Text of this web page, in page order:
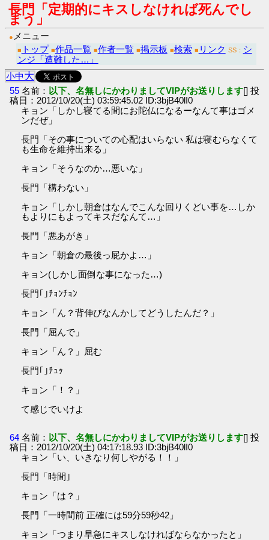
長門「定期的にキスしなければ死んでし
まう」
● メニュー
■ トップ ■作品一覧 ■作者一覧 ■掲示板 ■検索 ■ リンク SS： シ
ンジ「遭難した…」
小中大
55 名前： 以下、名無しにかわりましてVIPがお送りします[] 投
稿日：2012/10/20(土) 03:59:45.02 ID:3bjB40lI0
キョン「しかし寝てる間にお陀仏になるーなんて事はゴメ
ンだぜ」
長門「その事についての心配はいらない 私は寝むらなくて
も生命を維持出来る」
キョン「そうなのか…悪いな」
長門「構わない」
キョン「しかし朝倉はなんでこんな回りくどい事を…しか
もよりにもよってキスだなんて…」
長門「悪あがき」
キョン「朝倉の最後っ屁かよ…」
キョン(しかし面倒な事になった…)
長門｢｣ﾁｮﾝﾁｮﾝ
キョン「ん？背伸びなんかしてどうしたんだ？」
長門「屈んで」
キョン「ん？」屈む
長門｢｣ﾁｭｯ
キョン「！？」
て感じでいけよ
64 名前： 以下、名無しにかわりましてVIPがお送りします[] 投
稿日：2012/10/20(土) 04:17:18.93 ID:3bjB40lI0
キョン「い、いきなり何しやがる！！」
長門「時間｣
キョン「は？」
長門「一時間前 正確には59分59秒42」
キョン「つまり早急にキスしなければならなかったと」